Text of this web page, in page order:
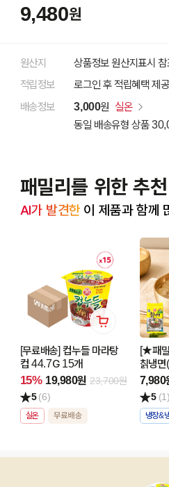
9,480원
원산지
상품정보 원산지표시 참
적립정보
로그인 후 적립혜택 제공
배송정보
3,000원 실온
동일 배송유형 상품
패밀리를 위한 추천
AI가 발견한 이 제품과 함께
[무료배송] 컵누들 마라탕
컵 44.7G 15개
15% 19,980원 23,700원
5(6)
실온
[★패
칡냉
7,980
5 (1)
냉장&